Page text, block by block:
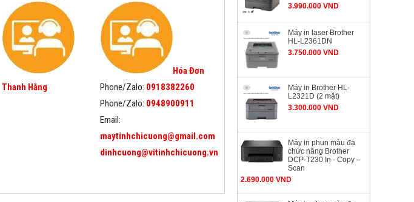
Thanh Hằng
Hóa Đơn
Phone/Zalo: 0918382260
Phone/Zalo: 0948900911
Email:
maytinhchicuong@gmail.com
dinhcuong@vitinhchicuong.vn
3.990.000 VND
Máy in laser Brother
HL-L2361DN
3.750.000 VND
Máy in Brother HL-
L2321D (2 mặt)
3.300.000 VND
Máy in phun màu đa
chức năng Brother
DCP-T230 In - Copy –
Scan
2.690.000 VND